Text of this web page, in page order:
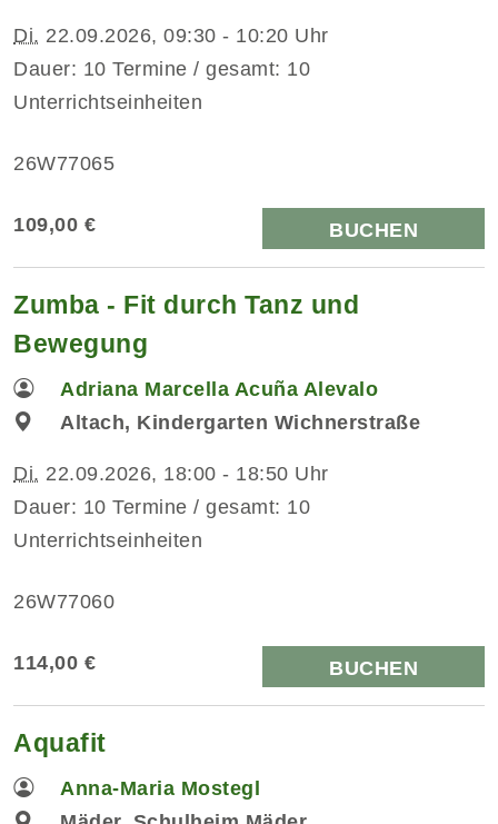
Di. 22.09.2026, 09:30 - 10:20 Uhr
Dauer: 10 Termine / gesamt: 10
Unterrichtseinheiten
26W77065
109,00 € BUCHEN
Zumba - Fit durch Tanz und
Bewegung
Adriana Marcella Acuña Alevalo
Altach, Kindergarten Wichnerstraße
Di. 22.09.2026, 18:00 - 18:50 Uhr
Dauer: 10 Termine / gesamt: 10
Unterrichtseinheiten
26W77060
114,00 € BUCHEN
Aquafit
Anna-Maria Mostegl